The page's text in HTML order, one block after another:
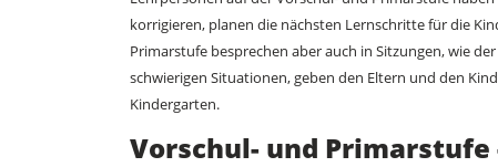
korrigieren, planen die nächsten Lernschritte für die
Primarstufe besprechen aber auch in Sitzungen, wie
schwierigen Situationen, geben den Eltern und den
Kindergarten.
Vorschul- und